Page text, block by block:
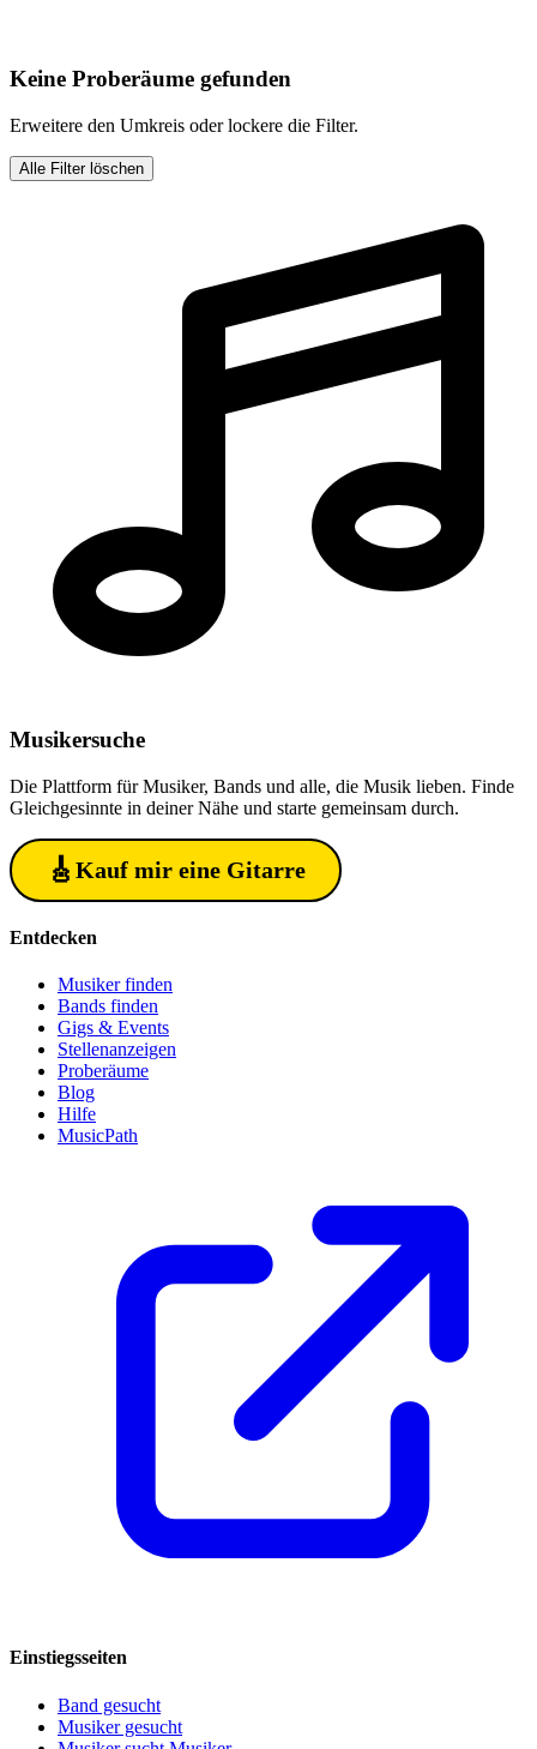
Keine Proberäume gefunden
Erweitere den Umkreis oder lockere die Filter.
Alle Filter löschen
Musikersuche
Die Plattform für Musiker, Bands und alle, die Musik lieben. Finde
Gleichgesinnte in deiner Nähe und starte gemeinsam durch.
🎸 Kauf mir eine Gitarre
Entdecken
Musiker finden
Bands finden
Gigs & Events
Stellenanzeigen
Proberäume
Blog
Hilfe
MusicPath
Einstiegsseiten
Band gesucht
Musiker gesucht